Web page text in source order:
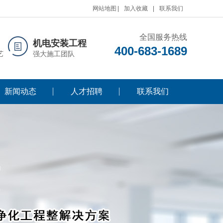
网站地图 加入收藏 联系我们
机电安装工程
强大施工团队
全国服务热线
400-683-1689
新闻动态 人才招聘 联系我们